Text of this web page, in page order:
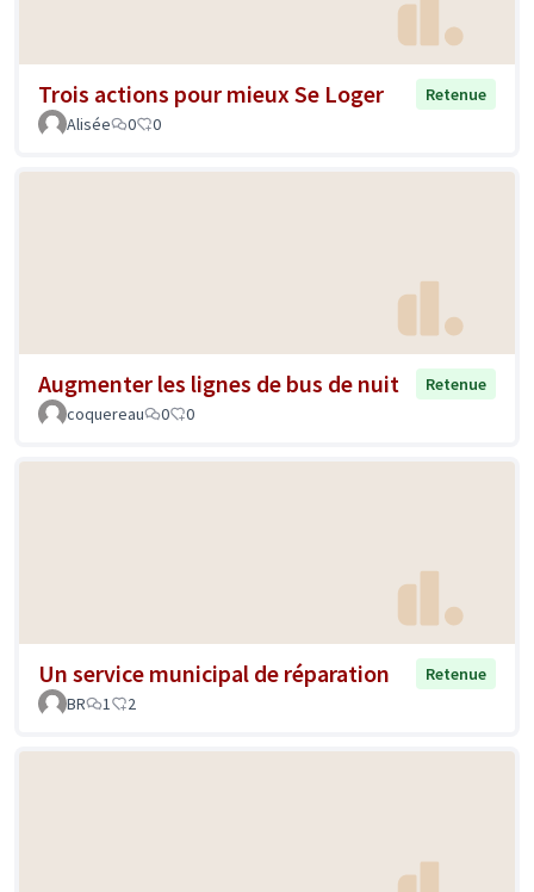
Trois actions pour mieux Se Loger
Retenue
Alisée
0 0
Augmenter les lignes de bus de nuit
Retenue
coquereau
0 0
Un service municipal de réparation
Retenue
BR
1 2